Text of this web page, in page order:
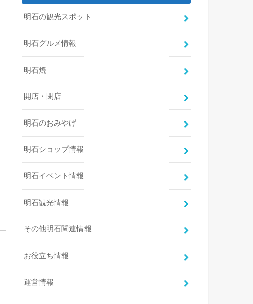
明石の観光スポット
明石グルメ情報
明石焼
開店・閉店
明石のおみやげ
明石ショップ情報
明石イベント情報
明石観光情報
その他明石関連情報
お役立ち情報
運営情報